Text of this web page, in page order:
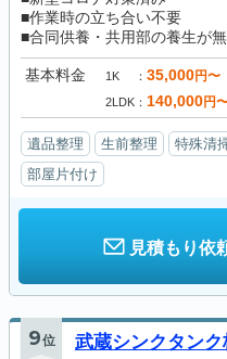
■作業時の立ち合い不要
■合同供養・共用部の養生が無
基本料金 1K 35,000円〜
2LDK 140,000円
遺品整理 生前整理 特殊清
部屋片付け
見積もり依
9位 武蔵シンクタン